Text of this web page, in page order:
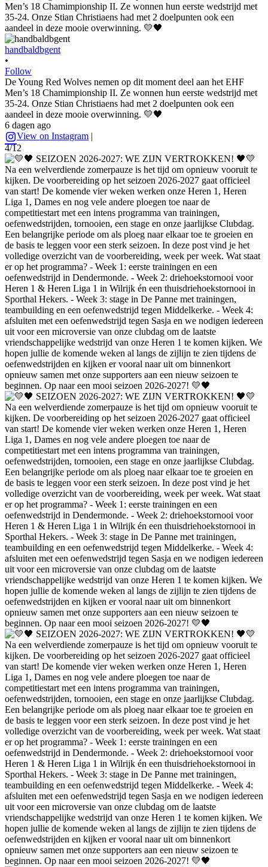
handbaldbgent
•
Follow
De Young Red Wolves nemen op dit moment deel aan het EHF
Men’s 18 Chamimpionship II. Ze wonnen hun eerste wedstrijd met
35-24. Onze Stian Christiaens had met 2 doelpunten ook een
aandeel in deze mooie overwinning. 💛🖤
6 dagen ago
View on Instagram |
4/12